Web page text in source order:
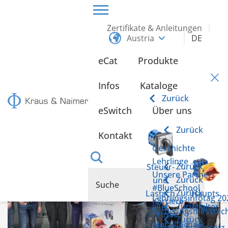
Zertifikate & Anleitungen
Austria
DE
eCat Produkte
Zurück
Steuer-
und
Lastsch
alter
Haupts
chalter
Infos Kataloge
eSwitch Über uns
Zurück
Geschichte
Zurück
Lehrlinge
Zurück
Lehrlingsinfotag
Metalltechnik
Unsere Partner
Zurück
#BlueSchool
Zurück
Karriere
Zurück
Presse
Kontakt